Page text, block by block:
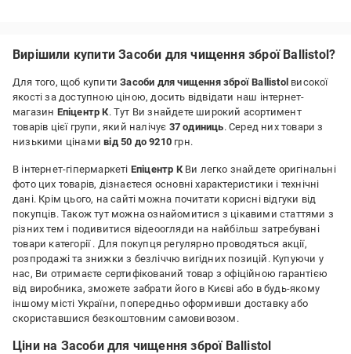
Вирішили купити Засоби для чищення зброї Ballistol?
Для того, щоб купитиЗасоби для чищення зброї Ballistol високої
якості за доступною ціною, досить відвідати наш інтернет-
магазин Епіцентр К. Тут Ви знайдете широкий асортимент
товарів цієї групи, який налічує 37 одиниць. Серед них товари з
низькими цінамивід 50 до 9210 грн.
В інтернет-гіпермаркеті Епіцентр КВи легко знайдете оригінальні
фото цих товарів, дізнаєтеся основні характеристики і технічні
дані. Крім цього, на сайті можна почитати корисні відгуки від
покупців. Також тут можна ознайомитися з цікавими статтями з
різних тем і подивитися відеоогляди на найбільш затребувані
товари категорії . Для покупця регулярно проводяться акції,
розпродажі та знижки з безліччю вигідних позицій. Купуючи у
нас, Ви отримаєте сертифікований товар з офіційною гарантією
від виробника, зможете забрати його в Києві або в будь-якому
іншому місті України, попередньо оформивши доставку або
скориставшися безкоштовним самовивозом.
Ціни на Засоби для чищення зброї Ballistol